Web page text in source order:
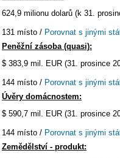
624,9 milionu dolarů (k 31.
131 místo / Porovnat s jinými
Peněžní zásoba (quasi):
$ 383,9 mil. EUR (31. prosince
144 místo / Porovnat s jinými
Úvěry domácnostem:
$ 590,7 mil. EUR (31. prosince
144 místo / Porovnat s jinými
Zemědělství - produkt: